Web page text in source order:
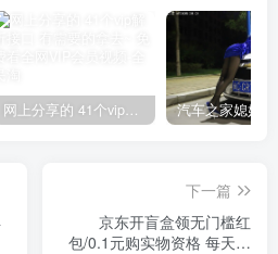
下一篇
京东开盲盒领无门槛红
包/0.1元购实物资格 每天可